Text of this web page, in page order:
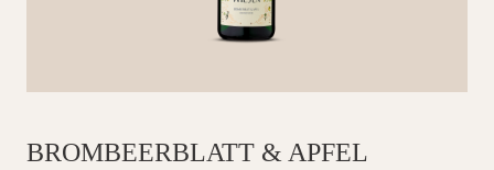
BROMBEERBLATT & APFEL